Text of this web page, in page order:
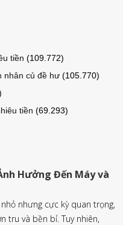
tiền (109.772)
nhân củ đề hư (105.770)
tiền (69.293)
Hưởng Đến Máy và
nhưng cực kỳ quan trọng,
tru và bền bỉ. Tuy nhiên,